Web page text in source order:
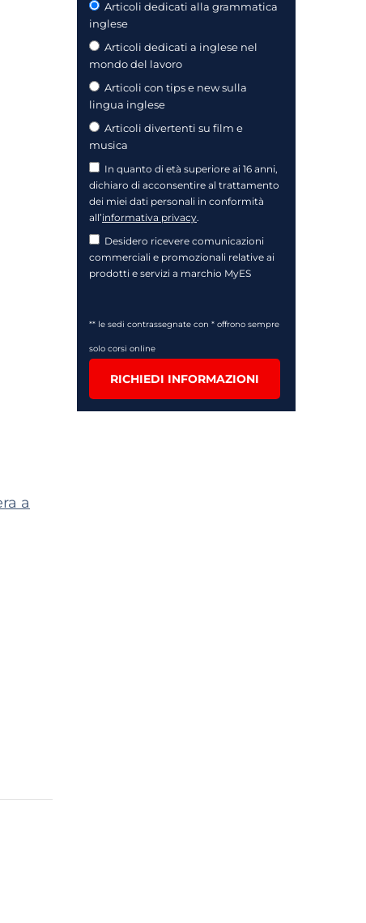
a
Articoli dedicati alla grammatica
inglese
Articoli dedicati a inglese nel
mondo del lavoro
Articoli con tips e new sulla
lingua inglese
Articoli divertenti su film e
musica
In quanto di età superiore ai 16 anni,
dichiaro di acconsentire al trattamento
dei miei dati personali in conformità
all’informativa privacy.
Desidero ricevere comunicazioni
commerciali e promozionali relative ai
prodotti e servizi a marchio MyES
** le sedi contrassegnate con * offrono sempre
solo corsi online
RICHIEDI INFORMAZIONI